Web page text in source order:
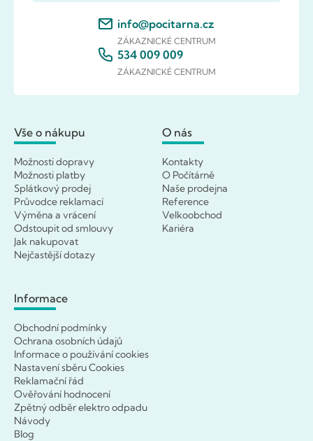
info@pocitarna.cz
ZÁKAZNICKÉ CENTRUM
534 009 009
ZÁKAZNICKÉ CENTRUM
Vše o nákupu
Možnosti dopravy
Možnosti platby
Splátkový prodej
Průvodce reklamací
Výměna a vrácení
Odstoupit od smlouvy
Jak nakupovat
Nejčastější dotazy
O nás
Kontakty
O Počítárně
Naše prodejna
Reference
Velkoobchod
Kariéra
Informace
Obchodní podmínky
Ochrana osobních údajů
Informace o používání cookies
Nastavení sběru Cookies
Reklamační řád
Ověřování hodnocení
Zpětný odběr elektro odpadu
Návody
Blog